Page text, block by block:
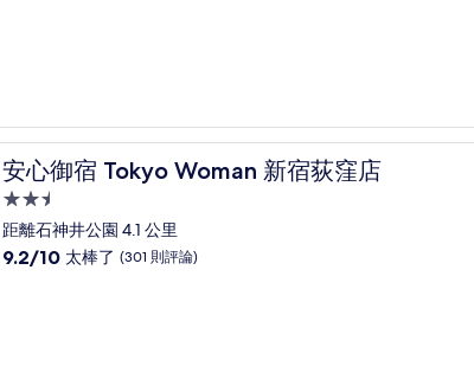
極
了，
(3,931
則
評
論)
安心御宿 Tokyo Woman 新宿荻窪店
安心御宿 Tokyo Woman 新宿荻窪店
2.5
星
級
距離石神井公園 4.1 公里
9.2
9.2/10 太棒了 (301 則評論)